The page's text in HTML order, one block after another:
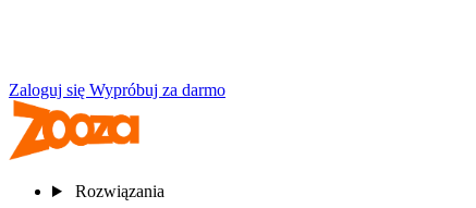
Zaloguj się Wypróbuj za darmo
Rozwiązania